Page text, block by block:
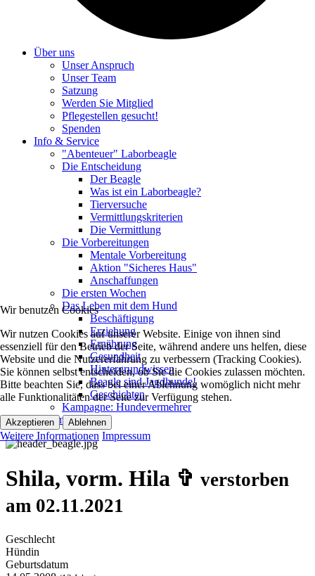
Über uns
Unser Anspruch
Unser Team
Satzung
Werden Sie Mitglied
Pflegestellen gesucht!
Spenden
Info & Service
"Abenteuer" Laborbeagle
Die Entscheidung
Der Beagle
Was ist ein Laborbeagle?
Tierversuche
Vermittlungskriterien
Die Vermittlung
Die Vorbereitungen
Mentale Vorbereitung
Aktion "Sicheres Haus"
Anschaffungen
Die ersten Wochen
Das Leben mit dem Hund
Beschäftigung
Erziehung
Ernährung
Gesundheit
Hintergrundwissen
Beagle sind Jagdhunde!
Geschichten
Kampagne: Hundevermehrer
Kolumnen
Shila, vorm. Hila ✞ verstorben
am 02.11.2021
Geschlecht
Hündin
Geburtsdatum
Wir benutzen Cookies
Wir nutzen Cookies auf unserer Website. Einige von ihnen sind
essenziell für den Betrieb der Seite, während andere uns helfen, diese
Website und die Nutzererfahrung zu verbessern (Tracking Cookies).
Sie können selbst entscheiden, ob Sie die Cookies zulassen möchten.
Bitte beachten Sie, dass bei einer Ablehnung womöglich nicht mehr
alle Funktionalitäten der Seite zur Verfügung stehen.
Akzeptieren Ablehnen
Weitere Informationen Impressum